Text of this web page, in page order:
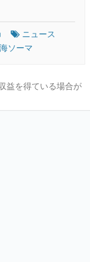
ニュース
海ソーマ
益を得ている場合が